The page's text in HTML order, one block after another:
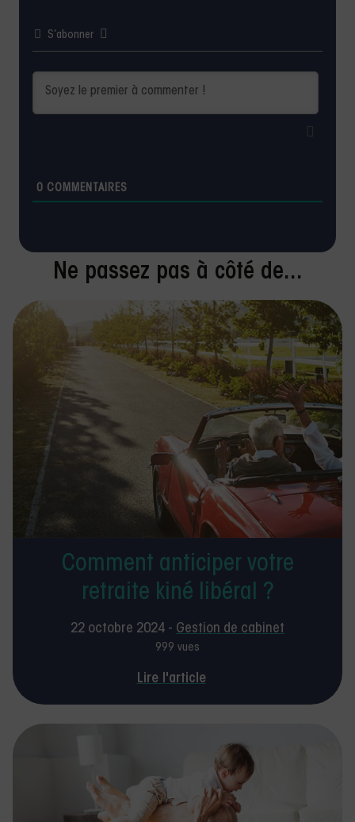
S’abonner
0 COMMENTAIRES
Ne passez pas à côté de...
Comment anticiper votre
retraite kiné libéral ?
22 octobre 2024 - Gestion de cabinet
999 vues
Lire l'article